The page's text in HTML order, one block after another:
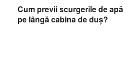
Cum previi scurgerile de apă
pe lângă cabina de duș?